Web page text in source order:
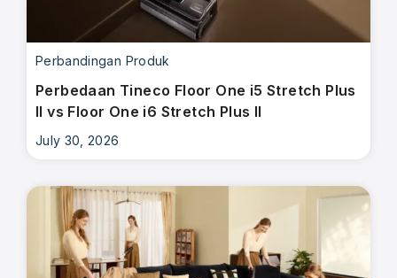
Perbandingan Produk
Perbedaan Tineco Floor One i5 Stretch Plus
II vs Floor One i6 Stretch Plus II
July 30, 2026